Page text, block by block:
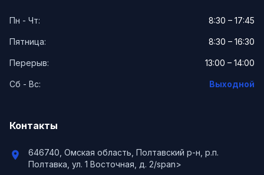
Пн - Чт: 8:30 – 17:45
Пятница: 8:30 – 16:30
Перерыв: 13:00 – 14:00
Сб - Вс: Выходной
Контакты
location_on
646740, Омская область, Полтавский р-н, р.п.
Полтавка, ул. 1 Восточная, д. 2/span>